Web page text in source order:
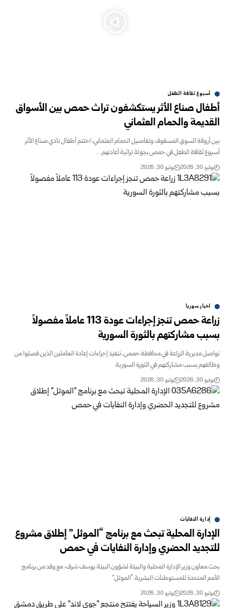
أسبوع ثقافة الطفل
أطفال صناع الأثر يستكشفون تراث حمص بين الأسواق
القديمة والحمام العثماني
بين أروقة السوق المسقوف وتفاصيل الحمام العثماني، اختتم أطفال نادي صناع الأثر
أسبوع ثقافة الطفل في حمص بجولة تراثية أعادتهم…
يوليو 30, 2026 يوليو 30, 2026
اخبار سوريا
زراعة حمص تنجز إجراءات عودة 113 عاملاً مفصولاً
بسبب ‏مشاركتهم بالثورة السورية
تواصل مديرية الزراعة في محافظة حمص، تنفيذ إجراءات إعادة ‏العاملين الذين فصلوا من
وظائفهم بسبب مشاركتهم في الثورة ‏السورية
يوليو 30, 2026 يوليو 30, 2026
إدارة النفايات
الإدارة المحلية تبحث مع برنامج “الموئل” إطلاق مشروع
للتجديد ‏الحضري وإدارة النفايات في حمص
بحث معاون وزير الإدارة المحلية والبيئة لشؤون البيئة يوسف ‏شرف، مع وفد من برنامج
الأمم المتحدة للمستوطنات ‏البشرية‏ “الموئل”
يوليو 30, 2026 يوليو 30, 2026